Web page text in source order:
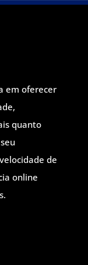
em oferecer
quanto
de
online